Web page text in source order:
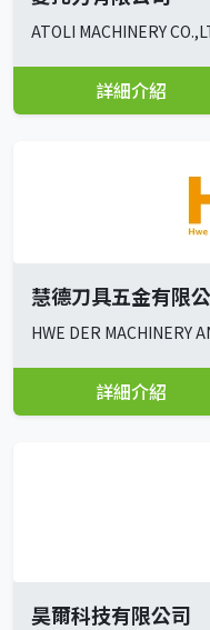
ATOLI MACHINERY
詳細介紹
慧德刀具五金有限
HWE DER MACHINERY
詳細介紹
昊爾科技有限公司